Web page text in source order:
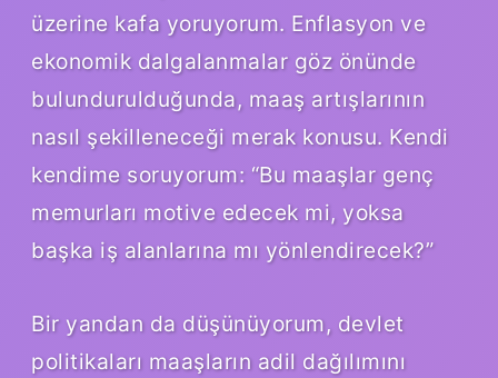
üzerine kafa yoruyorum. Enflasyon ve
ekonomik dalgalanmalar göz önünde
bulundurulduğunda, maaş artışlarının
nasıl şekilleneceği merak konusu. Kendi
kendime soruyorum: “Bu maaşlar genç
memurları motive edecek mi, yoksa
başka iş alanlarına mı yönlendirecek?”
Bir yandan da düşünüyorum, devlet
politikaları maaşların adil dağılımını